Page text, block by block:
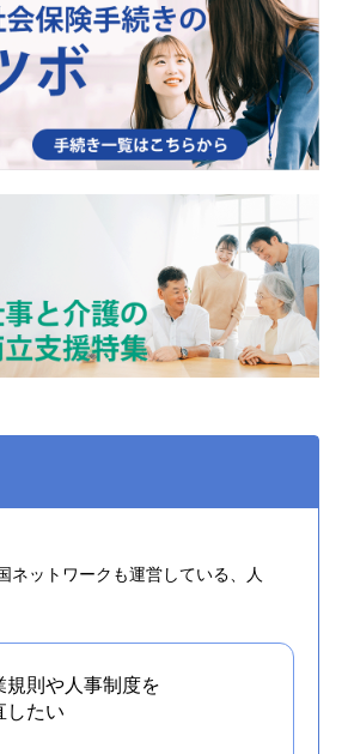
ネットワークも運営している、人
規則や人事制度を
したい